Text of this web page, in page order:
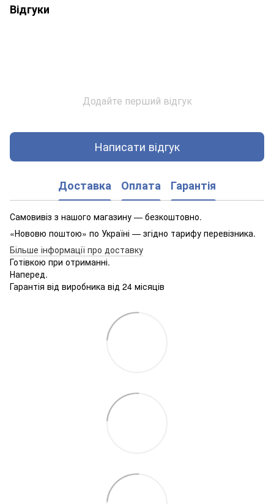
Відгуки
Додайте перший відгук
Написати відгук
Доставка Оплата Гарантія
Самовивіз з нашого магазину — безкоштовно.
«Нововю поштою» по Україні — згідно тарифу перевізника.
Більше інформації про доставку
Готівкою при отриманні.
Наперед.
Гарантія від виробника від 24 місяців